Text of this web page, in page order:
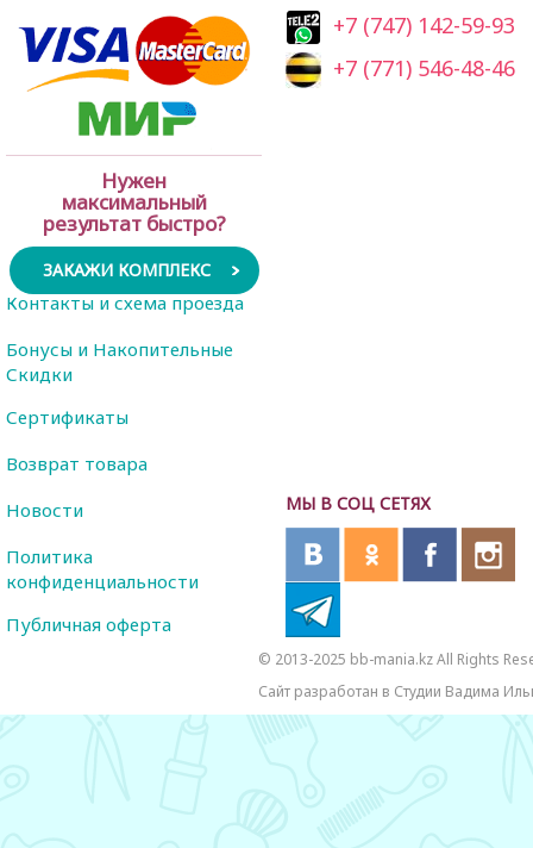
Нужен
максимальный
результат быстро?
ЗАКАЖИ КОМПЛЕКС
+7 (747) 142-59-93
+7 (771) 546-48-46
МЫ В СОЦ СЕТЯХ
Контакты и схема проезда
Бонусы и Накопительные
Скидки
Сертификаты
Возврат товара
Новости
Политика
конфиденциальности
Публичная оферта
© 2013-2025 bb-mania.kz All Rights
Сайт разработан в Студии Вадима